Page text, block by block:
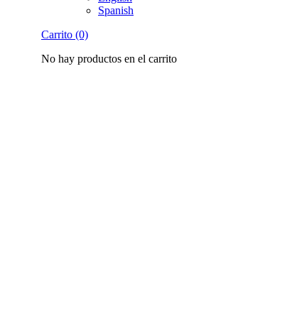
Spanish
Carrito (0)
No hay productos en el carrito